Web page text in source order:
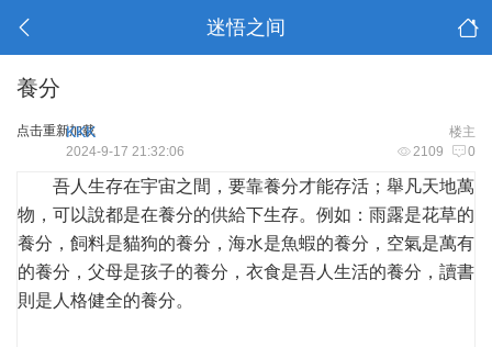
迷悟之间
養分
点击重新加载 楼主
KKK
2109 0
2024-9-17 21:32:06
吾人生存在宇宙之間，要靠養分才能存活；舉凡天地萬
物，可以說都是在養分的供給下生存。例如：雨露是花草的
養分，飼料是貓狗的養分，海水是魚蝦的養分，空氣是萬有
的養分，父母是孩子的養分，衣食是吾人生活的養分，讀書
則是人格健全的養分。